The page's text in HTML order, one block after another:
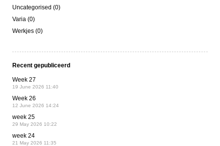
Uncategorised (0)
Varia (0)
Werkjes (0)
Recent gepubliceerd
Week 27
19 June 2026 11:40
Week 26
12 June 2026 14:24
week 25
29 May 2026 10:22
week 24
21 May 2026 11:35